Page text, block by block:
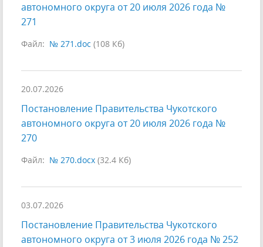
автономного округа от 20 июля 2026 года №
271
Файл: № 271.doc (108 Кб)
20.07.2026
Постановление Правительства Чукотского
автономного округа от 20 июля 2026 года №
270
Файл: № 270.docx (32.4 Кб)
03.07.2026
Постановление Правительства Чукотского
автономного округа от 3 июля 2026 года № 252